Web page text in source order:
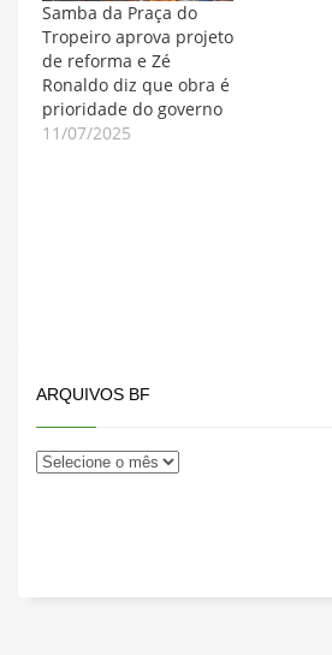
Samba da Praça do
Tropeiro aprova projeto
de reforma e Zé
Ronaldo diz que obra é
prioridade do governo
11/07/2025
ARQUIVOS BF